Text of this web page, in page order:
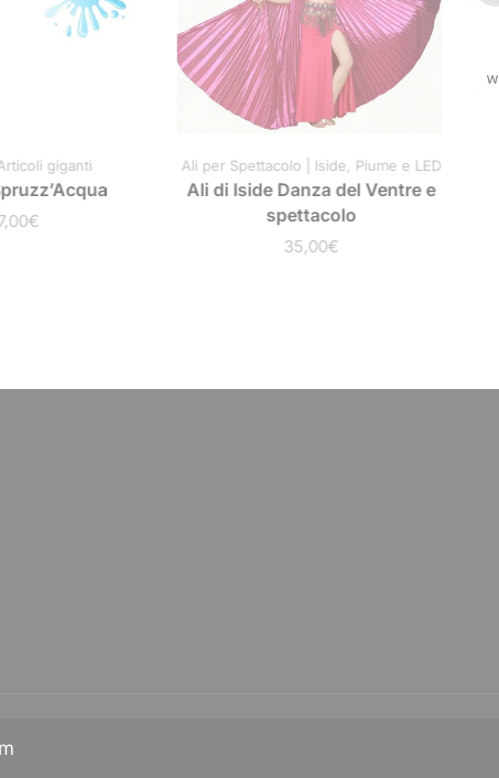
giganti
€
Ali per Spettacolo | Iside, Piume e LED
Ali di Iside Danza del Ventre e
spettacolo
35,00€